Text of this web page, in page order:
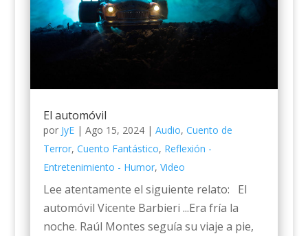
El automóvil
por JyE| Ago 15, 2024| Audio, Cuento de
Terror, Cuento Fantástico, Reflexión -
Entretenimiento - Humor, Video
Lee atentamente el siguiente relato: El
automóvil Vicente Barbieri ...Era fría la
noche. Raúl Montes seguía su viaje a pie,